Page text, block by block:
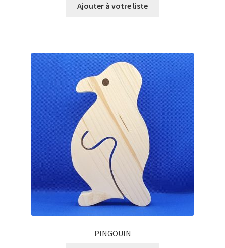
Ajouter à votre liste
PINGOUIN